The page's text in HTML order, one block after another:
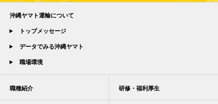
沖縄ヤマト運輸について
トップメッセージ
データでみる沖縄ヤマト
職場環境
職種紹介 研修・福利厚生